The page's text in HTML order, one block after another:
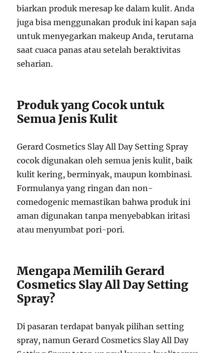
biarkan produk meresap ke dalam kulit. Anda
juga bisa menggunakan produk ini kapan saja
untuk menyegarkan makeup Anda, terutama
saat cuaca panas atau setelah beraktivitas
seharian.
Produk yang Cocok untuk
Semua Jenis Kulit
Gerard Cosmetics Slay All Day Setting Spray
cocok digunakan oleh semua jenis kulit, baik
kulit kering, berminyak, maupun kombinasi.
Formulanya yang ringan dan non-
comedogenic memastikan bahwa produk ini
aman digunakan tanpa menyebabkan iritasi
atau menyumbat pori-pori.
Mengapa Memilih Gerard
Cosmetics Slay All Day Setting
Spray?
Di pasaran terdapat banyak pilihan setting
spray, namun Gerard Cosmetics Slay All Day